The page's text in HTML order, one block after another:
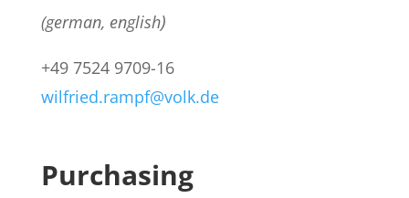
(german, english)
+49 7524 9709-16
wilfried.rampf@volk.de
Purchasing